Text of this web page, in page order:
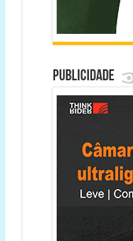
Publicidade